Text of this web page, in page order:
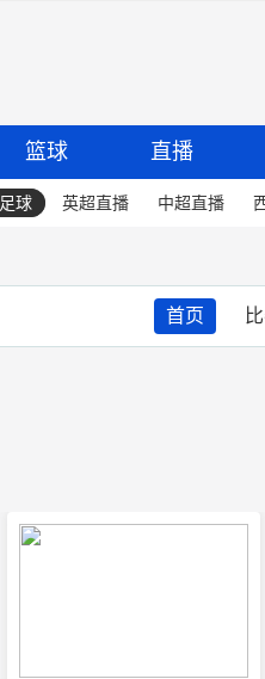
篮球 直播
足球 英超直播 中超直播
首页